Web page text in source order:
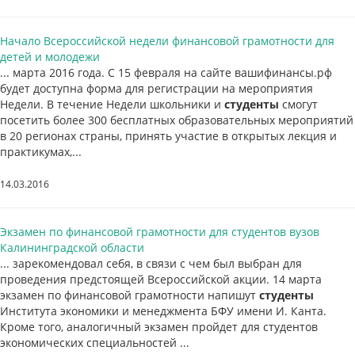
Начало Всероссийской недели финансовой грамотности для
детей и молодежи
... марта 2016 года. С 15 февраля на сайте вашифинансы.рф
будет доступна форма для регистрации на мероприятия
Недели. В течение Недели школьники и студенты смогут
посетить более 300 бесплатных образовательных мероприятий
в 20 регионах страны, принять участие в открытых лекция и
практикумах,...
14.03.2016
Экзамен по финансовой грамотности для студентов вузов
Калининградской области
... зарекомендовал себя, в связи с чем был выбран для
проведения предстоящей Всероссийской акции. 14 марта
экзамен по финансовой грамотности напишут студенты
Института экономики и менеджмента БФУ имени И. Канта.
Кроме того, аналогичный экзамен пройдет для студентов
экономических специальностей ...